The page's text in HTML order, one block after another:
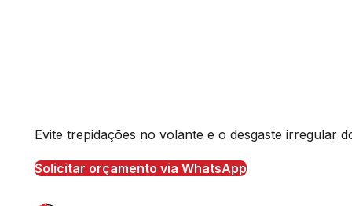
Evite trepidações no volante e o desgaste irregular
Solicitar orçamento via WhatsApp